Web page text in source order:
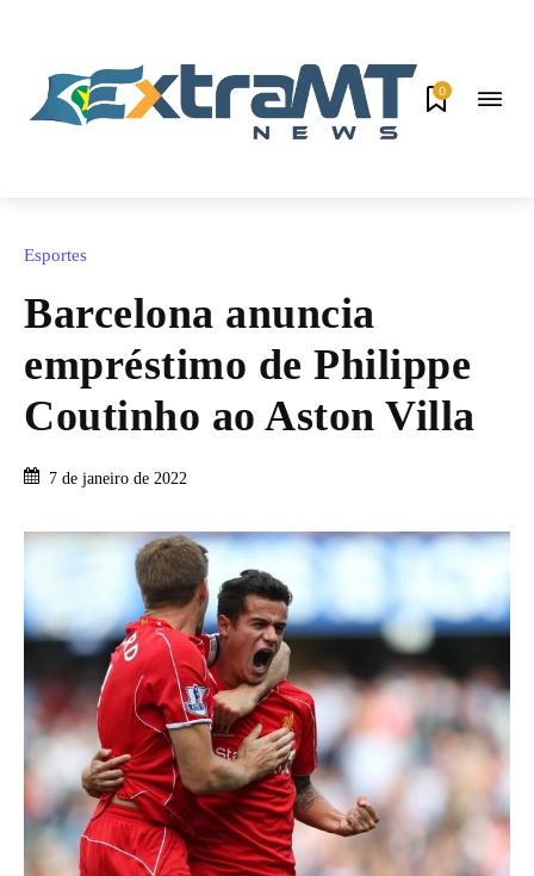
0
Esportes
Barcelona anuncia
empréstimo de Philippe
Coutinho ao Aston Villa
7 de janeiro de 2022